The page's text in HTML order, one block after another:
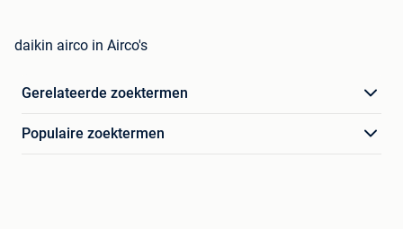
daikin airco in Airco's
Gerelateerde zoektermen
Populaire zoektermen